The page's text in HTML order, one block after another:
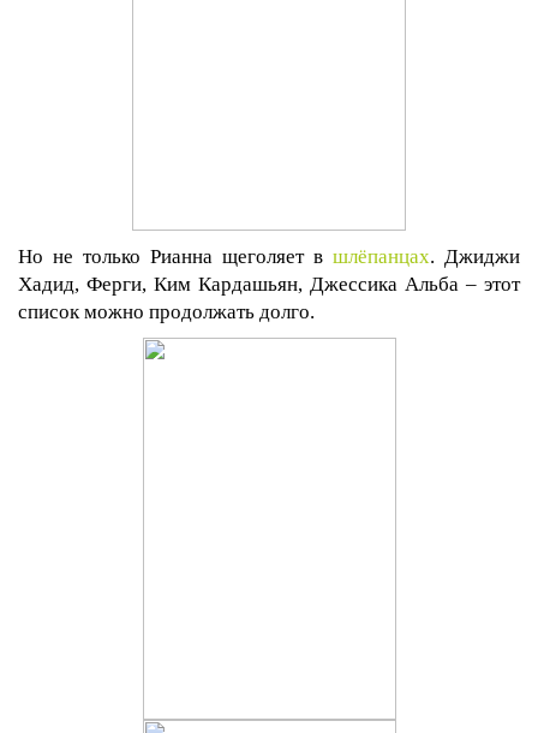
Но не только Рианна щеголяет в шлёпанцах. Джиджи
Хадид, Ферги, Ким Кардашьян, Джессика Альба – этот
список можно продолжать долго.